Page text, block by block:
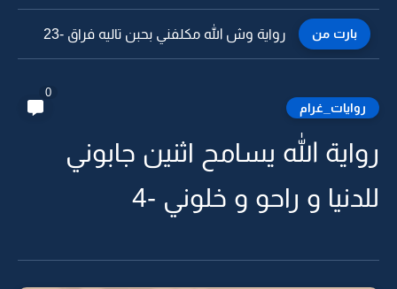
بارت من رواية وش الله مكلفني بحبن تاليه فراق -22
روايات_غرام
0
رواية الله يسامح اثنين جابوني
للدنيا و راحو و خلوني -4